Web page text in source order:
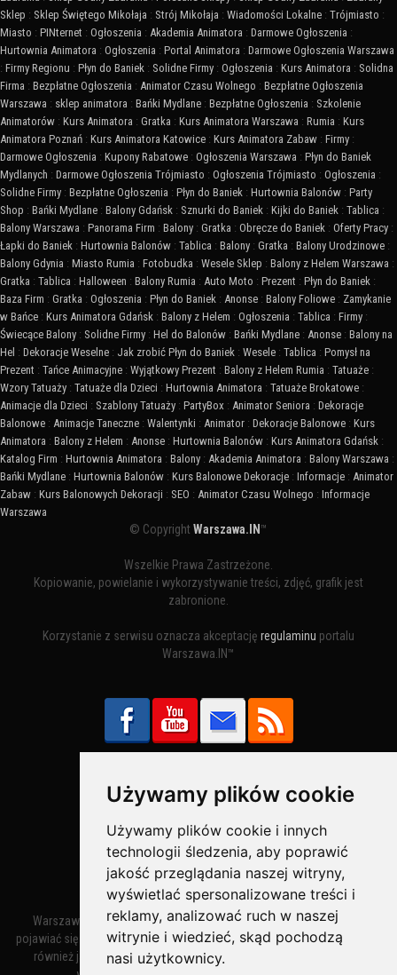
Używamy plików cookie
Używamy plików cookie i innych
technologii śledzenia, aby poprawić
jakość przeglądania naszej witryny,
wyświetlać spersonalizowane treści i
reklamy, analizować ruch w naszej
witrynie i wiedzieć, skąd pochodzą
nasi użytkownicy.
Sklep : Sklep Świętego Mikołaja : Strój Mikołaja : Wiadomości Lokalne : Trójmiasto :
Miasto : PINternet : Ogłoszenia : Akademia Animatora : Darmowe Ogłoszenia :
Hurtownia Animatora : Ogłoszenia : Portal Animatora : Darmowe Ogłoszenia Warszawa
: Firmy Regionu : Płyn do Baniek : Solidne Firmy : Ogłoszenia : Kurs Animatora : Solidna
Firma : Bezpłatne Ogłoszenia : Animator Czasu Wolnego : Bezpłatne Ogłoszenia
Warszawa : sklep animatora : Bańki Mydlane : Bezpłatne Ogłoszenia : Szkolenie
Animatorów : Kurs Animatora : Gratka : Kurs Animatora Warszawa : Rumia : Kurs
Animatora Poznań : Kurs Animatora Katowice : Kurs Animatora Zabaw : Firmy :
Darmowe Ogłoszenia : Kupony Rabatowe : Ogłoszenia Warszawa : Płyn do Baniek
Mydlanych : Darmowe Ogłoszenia Trójmiasto : Ogłoszenia Trójmiasto : Ogłoszenia :
Solidne Firmy : Bezpłatne Ogłoszenia : Płyn do Baniek : Hurtownia Balonów : Party
Shop : Bańki Mydlane : Balony Gdańsk : Sznurki do Baniek : Kijki do Baniek : Tablica :
Balony Warszawa : Panorama Firm : Balony : Gratka : Obręcze do Baniek : Oferty Pracy :
Łapki do Baniek : Hurtownia Balonów : Tablica : Balony : Gratka : Balony Urodzinowe :
Balony Gdynia : Miasto Rumia : Fotobudka : Wesele Sklep : Balony z Helem Warszawa :
Gratka : Tablica : Halloween : Balony Rumia : Auto Moto : Prezent : Płyn do Baniek :
Baza Firm : Gratka : Ogłoszenia : Płyn do Baniek : Anonse : Balony Foliowe : Zamykanie
w Bańce : Kurs Animatora Gdańsk : Balony z Helem : Ogłoszenia : Tablica : Firmy :
Świecące Balony : Solidne Firmy : Hel do Balonów : Bańki Mydlane : Anonse : Balony na
Hel : Dekoracje Weselne : Jak zrobić Płyn do Baniek : Wesele : Tablica : Pomysł na
Prezent : Tańce Animacyjne : Wyjątkowy Prezent : Balony z Helem Rumia : Tatuaże :
Wzory Tatuaży : Tatuaże dla Dzieci : Hurtownia Animatora : Tatuaże Brokatowe :
Animacje dla Dzieci : Szablony Tatuaży : PartyBox : Animator Seniora : Dekoracje
Balonowe : Animacje Taneczne : Walentynki : Animator : Dekoracje Balonowe : Kurs
Animatora : Balony z Helem : Anonse : Hurtownia Balonów : Kurs Animatora Gdańsk :
Katalog Firm : Hurtownia Animatora : Balony : Akademia Animatora : Balony Warszawa :
Bańki Mydlane : Hurtownia Balonów : Kurs Balonowe Dekoracje : Informacje : Animator
Zabaw : Kurs Balonowych Dekoracji : SEO : Animator Czasu Wolnego : Informacje
Warszawa
© CopyrightWarszawa.IN ™
Wszelkie Prawa Zastrzeżone.
Kopiowanie, powielanie i wykorzystywanie treści, zdjęć, grafik jest
zabronione.
Korzystanie z serwisu oznacza akceptację regulaminu portalu
Warszawa.IN™
Bezpieczne Płatności obsługuje:
Warszawa – miasto stołeczne Warszawa. Nazwa miasta zaczęła
pojawiać się w dokumentach w XIV wieku jako Warszewa, a od XV wieku
również jako Warszowa. Zmiana nazwy na Warszawa w XV wieku